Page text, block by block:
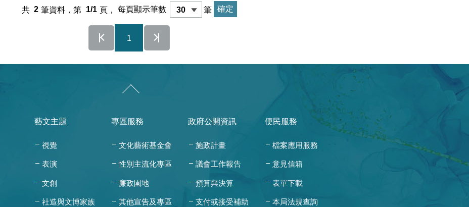
共 2 筆資料，第 1/1 頁， 每頁顯示筆數 筆
1
藝文主題
視覺
表演
文創
社造與文博家族
專區服務
文化藝術基金會
性別主流化專區
廉政園地
其他宣告及專區
政府公開資訊
施政計畫
議會工作報告
預算與決算
支付或接受補助
便民服務
檔案應用服務
意見信箱
表單下載
本局法規查詢